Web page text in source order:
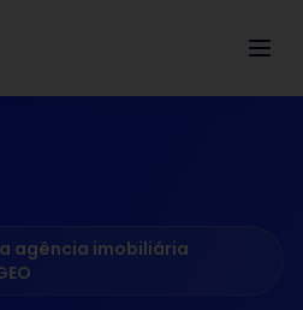
agência imobiliária